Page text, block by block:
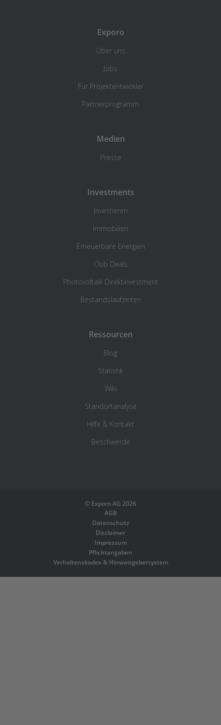
Exporo
Über uns
Jobs
Für Projektentwickler
Partnerprogramm
Medien
Presse
Investments
Investieren
Immobilien
Erneuerbare Energien
Club Deals
Photovoltaik Direktinvestment
Bestandslaufzeiten
Ressourcen
Blog
Statistik
Wiki
Standortanalyse
Hilfe & Kontakt
Beschwerde
© Exporo AG 2026
AGB
Datenschutz
Disclaimer
Impressum
Pflichtangaben
Verhaltenskodex & Hinweisgebersystem